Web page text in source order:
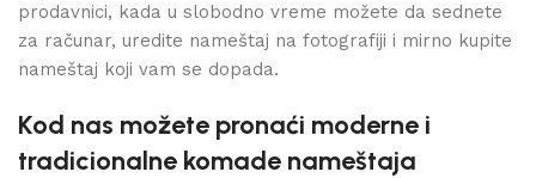
prodavnici, kada u slobodno vreme možete da sednete
za računar, uredite nameštaj na fotografiji i mirno kupite
nameštaj koji vam se dopada.
Kod nas možete pronaći moderne i
tradicionalne komade nameštaja